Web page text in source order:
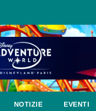
NOTIZIE EVENTI